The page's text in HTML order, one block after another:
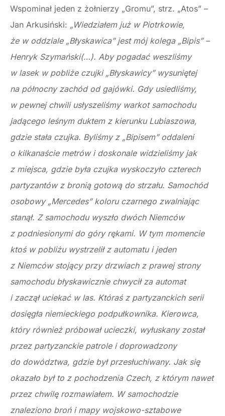
Wspominał jeden z żołnierzy „Gromu”, strz. „Atos” –
Jan Arkusiński: „Wiedziałem już w Piotrkowie,
że w oddziale „Błyskawica” jest mój kolega „Bipis” –
Henryk Szymański(…). Aby pogadać weszliśmy
w lasek w pobliże czujki „Błyskawicy” wysuniętej
na północny zachód od gajówki. Gdy usiedliśmy,
w pewnej chwili usłyszeliśmy warkot samochodu
jadącego leśnym duktem z kierunku Lubiaszowa,
gdzie stała czujka. Byliśmy z „Bipisem” oddaleni
o kilkanaście metrów i doskonale widzieliśmy jak
z miejsca, gdzie była czujka wyskoczyło czterech
partyzantów z bronią gotową do strzału. Samochód
osobowy „Mercedes” koloru czarnego zwalniając
stanął. Z samochodu wyszło dwóch Niemców
z podniesionymi do góry rękami. W tym momencie
ktoś w pobliżu wystrzelił z automatu i jeden
z Niemców stojący przy drzwiach z prawej strony
samochodu błyskawicznie chwycił za automat
i zaczął uciekać w las. Któraś z partyzanckich serii
dosięgła niemieckiego podpułkownika. Kierowca,
który również próbował ucieczki, wyłuskany został
przez partyzanckie patrole i doprowadzony
do dowództwa, gdzie był przesłuchiwany. Jak się
okazało był to z pochodzenia Czech, z którym nawet
przez chwilę rozmawiałem. W samochodzie
znaleziono broń i mapy wojskowo-sztabowe